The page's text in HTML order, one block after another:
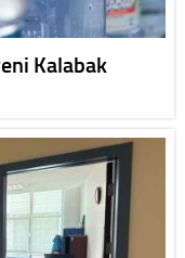
Kalabak